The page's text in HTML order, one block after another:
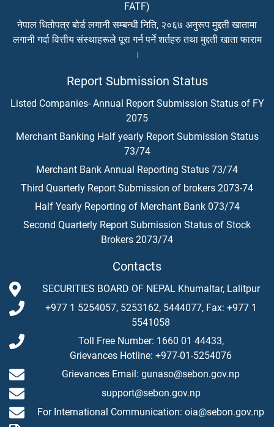
FATF)
नेपाल धितोपत्र बोर्ड लगानी सम्बन्धी निति, २०६७ अनुरूप मुद्दती खातामा
लगानी गर्दा वित्तीय संस्थाहरूले पूरा गर्न पर्ने शर्तहरु तथा मुद्दती खाता फाराम
।
Report Submission Status
Listed Companies- Annual Report Submission Status of FY
2075
Merchant Banking Half yearly Report Submission Status
73/74
Merchant Bank Annual Reporting Status 73/74
Third Quarterly Report Submission of brokers 2073-74
Half Yearly Reporting of Merchant Bank 073/74
Second Quarterly Report Submission Status of Stock
Brokers 2073/74
Contacts
SECURITIES BOARD OF NEPAL Khumaltar, Lalitpur
+977 1 5254057, 5253162, 5444077, Fax: +977 1
5541058
Toll Free Number: 1660 01 44433,
Grievances Hotline: +977-01-5254076
Grievances Email: gunaso@sebon.gov.np
support@sebon.gov.np
For International Communication: oia@sebon.gov.np